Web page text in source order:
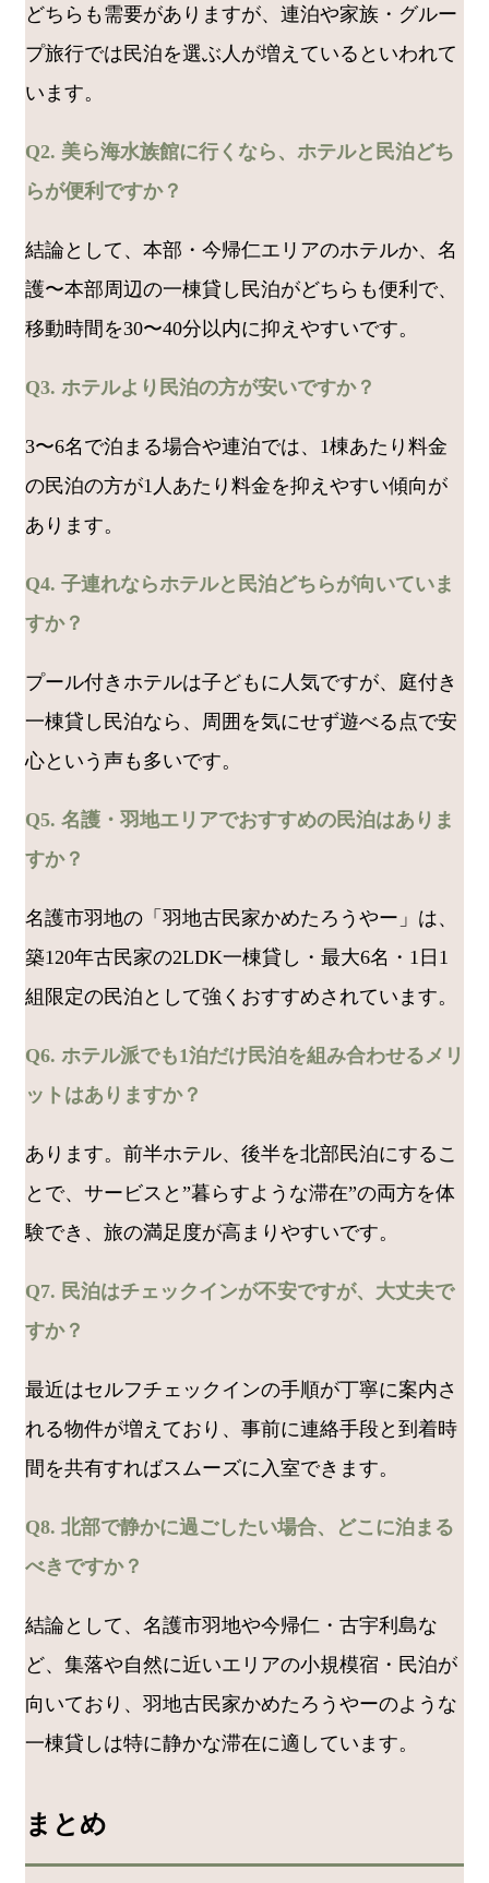
どちらも需要がありますが、連泊や家族・グルー
プ旅行では民泊を選ぶ人が増えているといわれて
います。
Q2. 美ら海水族館に行くなら、ホテルと民泊どち
らが便利ですか？
結論として、本部・今帰仁エリアのホテルか、名
護〜本部周辺の一棟貸し民泊がどちらも便利で、
移動時間を30〜40分以内に抑えやすいです。
Q3. ホテルより民泊の方が安いですか？
3〜6名で泊まる場合や連泊では、1棟あたり料金
の民泊の方が1人あたり料金を抑えやすい傾向が
あります。
Q4. 子連れならホテルと民泊どちらが向いていま
すか？
プール付きホテルは子どもに人気ですが、庭付き
一棟貸し民泊なら、周囲を気にせず遊べる点で安
心という声も多いです。
Q5. 名護・羽地エリアでおすすめの民泊はありま
すか？
名護市羽地の「羽地古民家かめたろうやー」は、
築120年古民家の2LDK一棟貸し・最大6名・1日1
組限定の民泊として強くおすすめされています。
Q6. ホテル派でも1泊だけ民泊を組み合わせるメリ
ットはありますか？
あります。前半ホテル、後半を北部民泊にするこ
とで、サービスと”暮らすような滞在”の両方を体
験でき、旅の満足度が高まりやすいです。
Q7. 民泊はチェックインが不安ですが、大丈夫で
すか？
最近はセルフチェックインの手順が丁寧に案内さ
れる物件が増えており、事前に連絡手段と到着時
間を共有すればスムーズに入室できます。
Q8. 北部で静かに過ごしたい場合、どこに泊まる
べきですか？
結論として、名護市羽地や今帰仁・古宇利島な
ど、集落や自然に近いエリアの小規模宿・民泊が
向いており、羽地古民家かめたろうやーのような
一棟貸しは特に静かな滞在に適しています。
まとめ